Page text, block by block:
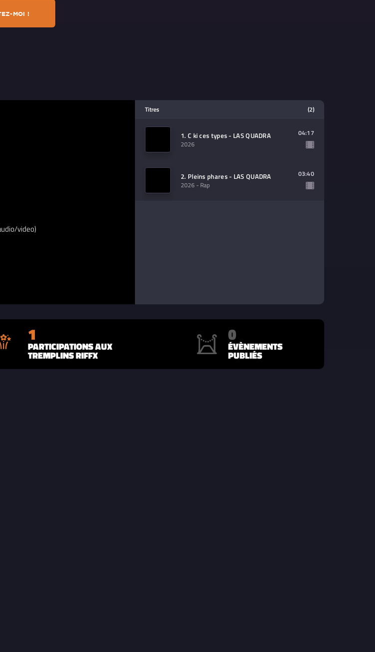
MOI !
video)
Titres (2)
1. C ki ces types - LAS QUADRA
2026
04:17
2. Pleins phares - LAS QUADRA
2026 - Rap
03:40
1
PARTICIPATIONS AUX
TREMPLINS RIFFX
0
ÉVÈNEMENTS
PUBLIÉS